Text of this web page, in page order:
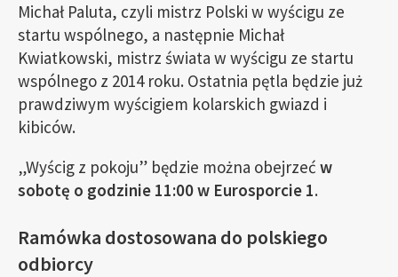
Michał Paluta, czyli mistrz Polski w wyścigu ze
startu wspólnego, a następnie Michał
Kwiatkowski, mistrz świata w wyścigu ze startu
wspólnego z 2014 roku. Ostatnia pętla będzie już
prawdziwym wyścigiem kolarskich gwiazd i
kibiców.
„Wyścig z pokoju” będzie można obejrzeć w
sobotę o godzinie 11:00 w Eurosporcie 1.
Ramówka dostosowana do polskiego
odbiorcy